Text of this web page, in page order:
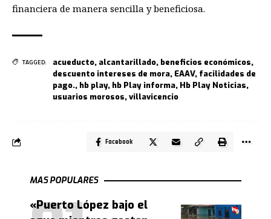
financiera de manera sencilla y beneficiosa.
TAGGED: acueducto, alcantarillado, beneficios económicos,
descuento intereses de mora, EAAV, facilidades de
pago., hb play, hb Play informa, Hb Play Noticias,
usuarios morosos,villavicencio
Facebook
MAS POPULARES
«Puerto López bajo el